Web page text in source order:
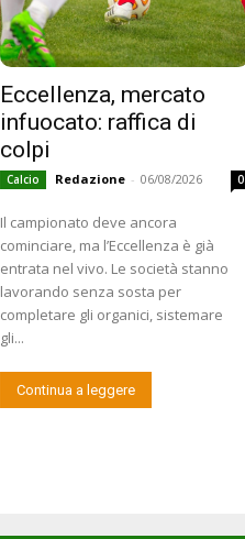
Eccellenza, mercato
infuocato: raffica di
colpi
Calcio Redazione - 06/08/2026 0
Il campionato deve ancora
cominciare, ma l’Eccellenza è già
entrata nel vivo. Le società stanno
lavorando senza sosta per
completare gli organici, sistemare
gli...
Continua a leggere